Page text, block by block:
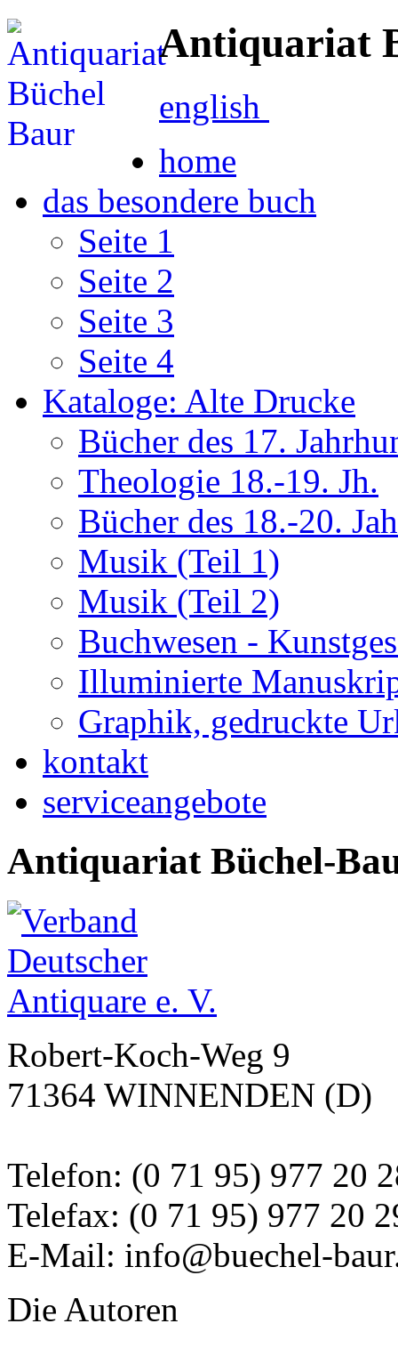
Antiquariat
english
home
das besondere buch
Seite 1
Seite 2
Seite 3
Seite 4
Kataloge: Alte Drucke
Bücher des 17.
Theologie 18.-19. Jh.
Bücher des 18.-20.
Musik (Teil 1)
Musik (Teil 2)
Buchwesen -
Illuminierte
Graphik, gedruckte
kontakt
serviceangebote
Antiquariat Büchel-
Robert-Koch-Weg 9
71364 WINNENDEN (D)
Telefon: (0 71 95) 977 20
Telefax: (0 71 95) 977 20
E-Mail: info@buechel-
Die Autoren